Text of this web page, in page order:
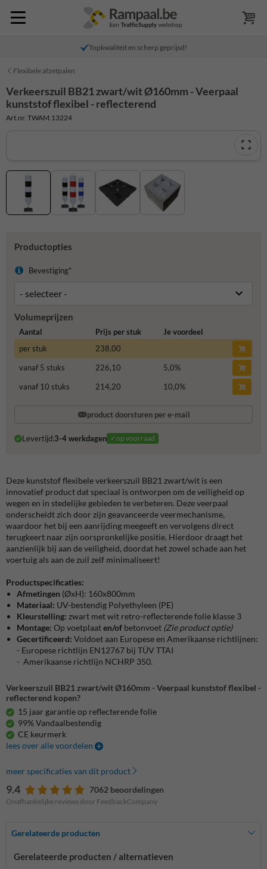
Topkwaliteit en scherp geprijsd!
Flexibele afzetpalen
Verkeerszuil BB21 zwart/wit Ø160mm - Veerpaal
kunststof flexibel - reflecterend
Art.nr. TWAM.13224
Productopties
Bevestiging*
Volumeprijzen
Aantal Prijs per stuk
Je voordeel
per stuk
238,00
vanaf 5 stuks
226,10 5,0%
vanaf 10 stuks
214,20 10,0%
product doorsturen per e-mail
Levertijd:3-4 werkdagen ✓op voorraad
Deze kunststof flexibele verkeerszuil BB21 zwart/wit is een
innovatief product dat speciaal is ontworpen om de veiligheid op
wegen en in stedelijke gebieden te verbeteren. Deze veerpaal
onderscheidt zich door zijn geavanceerde veermechanisme,
waardoor het bij een aanrijding meegeeft en vervolgens direct
terugkeert naar zijn oorspronkelijke positie. Hierdoor draagt het
aanzienlijk bij aan de veiligheid, doordat het zowel schade aan het
voertuig als aan de zuil zelf minimaliseert!
Productspecificaties:
Afmetingen (ØxH): 160x800mm
Materiaal: UV-bestendig Polyethyleen (PE)
Kleurstelling: zwart met wit retro-reflecterende folie klasse 3
Montage: Op voetplaaten/of betonvoet (Zie product optie)
Gecertificeerd: Voldoet aan Europese en Amerikaanse richtlijnen:
- Europese richtlijn EN12767 bij TÜV TTAI
- Amerikaanse richtlijn NCHRP 350.
Verkeerszuil BB21 zwart/wit Ø160mm - Veerpaal kunststof flexibel -
reflecterend kopen?
15 jaar garantie op reflecterende folie
99% Vandaalbestendig
CE keurmerk
lees over alle voordelen
meer specificaties van dit product
9.4 7062 beoordelingen
Onafhankelijke reviews door FeedbackCompany
Gerelateerde producten
Gerelateerde producten / alternatieven